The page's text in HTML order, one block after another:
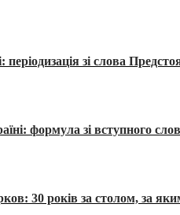
періодизація зі слова
формула зі вступного
30 років за столом, за